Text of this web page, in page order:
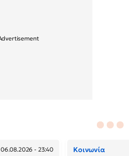
06.08.2026 - 23:40 Κοινωνία